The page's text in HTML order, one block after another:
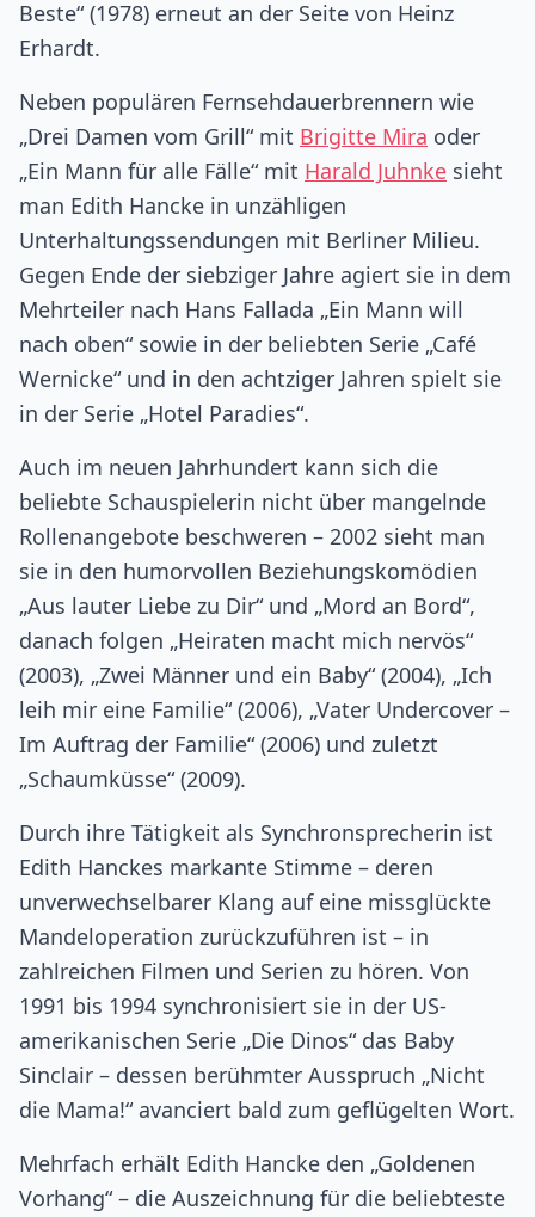
Beste“ (1978) erneut an der Seite von Heinz
Erhardt.
Neben populären Fernsehdauerbrennern wie
„Drei Damen vom Grill“ mit Brigitte Mira oder
„Ein Mann für alle Fälle“ mit Harald Juhnke sieht
man Edith Hancke in unzähligen
Unterhaltungssendungen mit Berliner Milieu.
Gegen Ende der siebziger Jahre agiert sie in dem
Mehrteiler nach Hans Fallada „Ein Mann will
nach oben“ sowie in der beliebten Serie „Café
Wernicke“ und in den achtziger Jahren spielt sie
in der Serie „Hotel Paradies“.
Auch im neuen Jahrhundert kann sich die
beliebte Schauspielerin nicht über mangelnde
Rollenangebote beschweren – 2002 sieht man
sie in den humorvollen Beziehungskomödien
„Aus lauter Liebe zu Dir“ und „Mord an Bord“,
danach folgen „Heiraten macht mich nervös“
(2003), „Zwei Männer und ein Baby“ (2004), „Ich
leih mir eine Familie“ (2006), „Vater Undercover –
Im Auftrag der Familie“ (2006) und zuletzt
„Schaumküsse“ (2009).
Durch ihre Tätigkeit als Synchronsprecherin ist
Edith Hanckes markante Stimme – deren
unverwechselbarer Klang auf eine missglückte
Mandeloperation zurückzuführen ist – in
zahlreichen Filmen und Serien zu hören. Von
1991 bis 1994 synchronisiert sie in der US-
amerikanischen Serie „Die Dinos“ das Baby
Sinclair – dessen berühmter Ausspruch „Nicht
die Mama!“ avanciert bald zum geflügelten Wort.
Mehrfach erhält Edith Hancke den „Goldenen
Vorhang“ – die Auszeichnung für die beliebteste